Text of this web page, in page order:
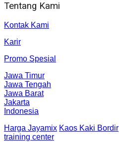
Tentang Kami
Kontak Kami
Karir
Promo Spesial
Jawa Timur
Jawa Tengah
Jawa Barat
Jakarta
Indonesia
Harga Jayamix Kaos Kaki Bordir
training center